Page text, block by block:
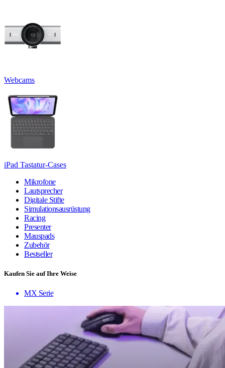
Webcams
iPad Tastatur-Cases
Mikrofone
Lautsprecher
Digitale Stifte
Simulationsausrüstung
Racing
Presenter
Mauspads
Zubehör
Bestseller
Kaufen Sie auf Ihre Weise
MX Serie